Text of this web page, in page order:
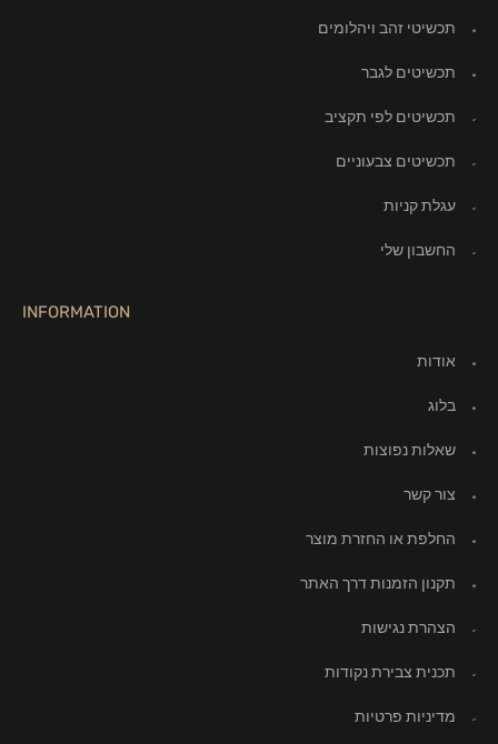
תכשיטי זהב ויהלומים
תכשיטים לגבר
תכשיטים לפי תקציב
תכשיטים צבעוניים
עגלת קניות
החשבון שלי
INFORMATION
אודות
בלוג
שאלות נפוצות
צור קשר
החלפת או החזרת מוצר
תקנון הזמנות דרך האתר
הצהרת נגישות
תכנית צבירת נקודות
מדיניות פרטיות